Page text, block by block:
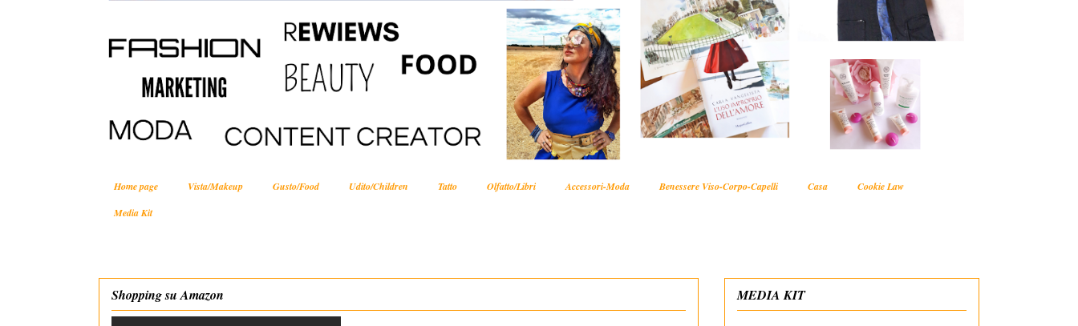
Home page Vista/Makeup Gusto/Food Udito/Children Tatto Olfatto/Libri Accessori-Moda Benessere Viso-Corpo-Capelli Casa
Cookie Law
Media Kit
Shopping su Amazon MEDIA KIT